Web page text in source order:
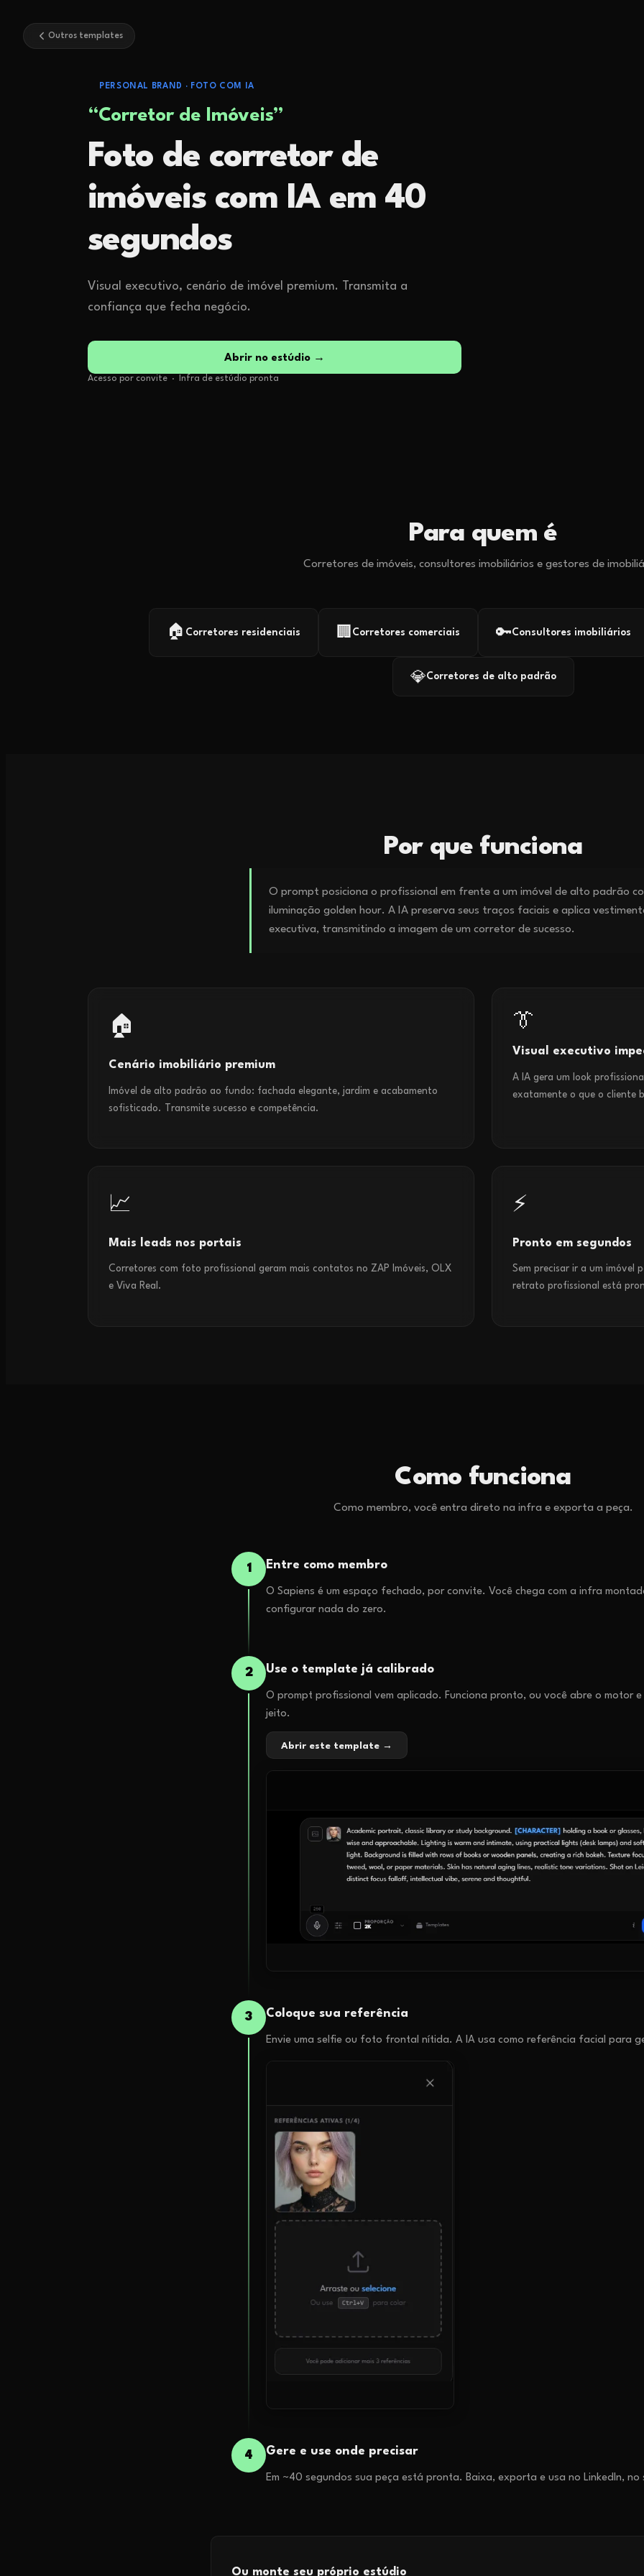
Outros templates
PERSONAL BRAND · FOTO COM IA
“Corretor de Imóveis”
Foto de corretor de
imóveis com IA em 40
segundos
Visual executivo, cenário de imóvel premium. Transmita a
confiança que fecha negócio.
Abrir no estúdio →
Acesso por convite · Infra de estúdio pronta
Para quem é
Corretores de imóveis, consultores imobiliários e gestores de
🏠 Corretores residenciais 🏢 Corretores comerciais 🔑Consultores imobiliários
💎Corretores de alto padrão
Por que funciona
O prompt posiciona o profissional em frente a um imóvel de alto padrão
iluminação golden hour. A IA preserva seus traços faciais e aplica
executiva, transmitindo a imagem de um corretor de sucesso.
🏠
Cenário imobiliário premium
Imóvel de alto padrão ao fundo: fachada elegante, jardim e acabamento
sofisticado. Transmite sucesso e competência.
👔
Visual executivo
A IA gera um look
exatamente o que o cliente
📈
Mais leads nos portais
Corretores com foto profissional geram mais contatos no ZAP Imóveis, OLX
e Viva Real.
⚡
Pronto em segundos
Sem precisar ir a um imóvel
retrato profissional está
Como funciona
Como membro, você entra direto na infra e exporta a peça.
1 Entre como membro
O Sapiens é um espaço fechado, por convite. Você chega com a infra
configurar nada do zero.
2 Use o template já calibrado
O prompt profissional vem aplicado. Funciona pronto, ou você abre o motor
jeito.
Abrir este template →
3 Coloque sua referência
Envie uma selfie ou foto frontal nítida. A IA usa como referência facial para
4 Gere e use onde precisar
Em ~40 segundos sua peça está pronta. Baixa, exporta e usa no LinkedIn,
Ou monte seu próprio estúdio